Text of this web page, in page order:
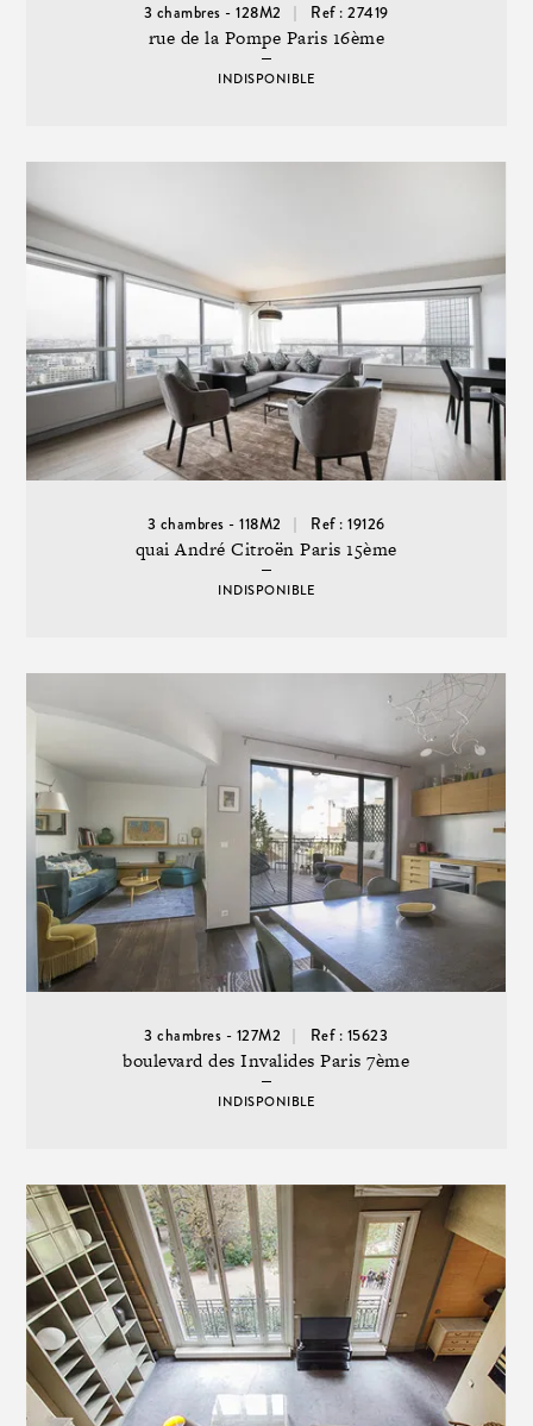
3 chambres - 128M2 Ref : 27419
rue de la Pompe Paris 16ème
INDISPONIBLE
3 chambres - 118M2 Ref : 19126
quai André Citroën Paris 15ème
INDISPONIBLE
3 chambres - 127M2 Ref : 15623
boulevard des Invalides Paris 7ème
INDISPONIBLE